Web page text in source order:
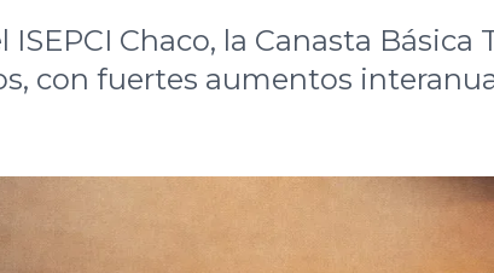
Chaco, la Canasta Básica
con fuertes aumentos